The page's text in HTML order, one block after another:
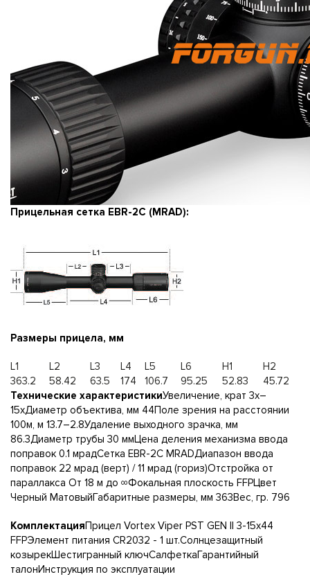
Прицельная сетка EBR-2C (MRAD):
Размеры прицела, мм
L1 L2 L3 L4 L5 L6 H1
H2
363.2
58.42 63.5 174 106.7 95.25 52.83
45.72
Технические характеристикиУвеличение, крат 3x–
15xДиаметр объектива, мм 44Поле зрения на расстоянии
100м, м 13.7–2.8Удаление выходного зрачка, мм
86.3Диаметр трубы 30 ммЦена деления механизма ввода
поправок 0.1 мрадСетка EBR-2C MRADДиапазон ввода
поправок 22 мрад (верт) / 11 мрад (гориз)Отстройка от
параллакса От 18 м до ∞Фокальная плоскость FFPЦвет
Черный МатовыйГабаритные размеры, мм 363Вес, гр. 796
КомплектацияПрицел Vortex Viper PST GEN II 3-15x44
FFPЭлемент питания CR2032 - 1 шт.Солнцезащитный
козырекШестигранный ключСалфеткаГарантийный
талонИнструкция по эксплуатации